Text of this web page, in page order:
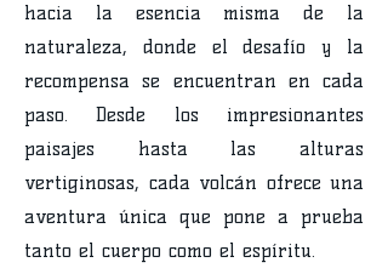
hacia la esencia misma de la
naturaleza, donde el desafío y la
recompensa se encuentran en cada
paso. Desde los impresionantes
paisajes hasta las alturas
vertiginosas, cada volcán ofrece una
aventura única que pone a prueba
tanto el cuerpo como el espíritu.